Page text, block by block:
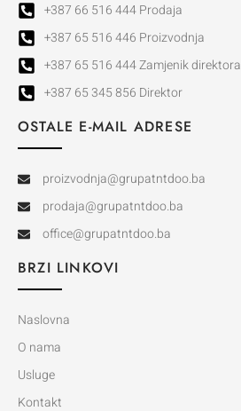
+387 66 516 444 Prodaja
+387 65 516 446 Proizvodnja
+387 65 516 444 Zamjenik direktora
+387 65 345 856 Direktor
OSTALE E-MAIL ADRESE
proizvodnja@grupatntdoo.ba
prodaja@grupatntdoo.ba
office@grupatntdoo.ba
BRZI LINKOVI
Naslovna
O nama
Usluge
Kontakt